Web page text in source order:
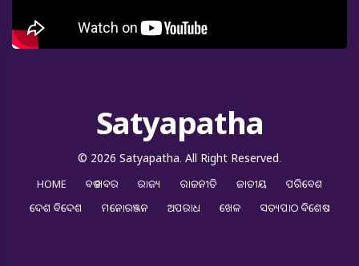
Satyapatha
© 2026 Satyapatha. All Right Reserved.
HOME ବଡ ଖବର ରାଜ୍ୟ ରାଜନୀତି ଜାତୀୟ
ପରିବେଶ
ଦେଶ ବିଦେଶ
ମନୋରଞ୍ଜନ ଅପରାଧ ଖେଳ ସତ୍ୟପାଠ ବିଶେଷ